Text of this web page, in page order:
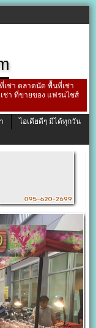
เช่า ตลาดนัด พื้นที่เช่า
ช่า ที่ขายของ แฟรนไชส์
ไอเดียดีๆ มีได้ทุกวัน